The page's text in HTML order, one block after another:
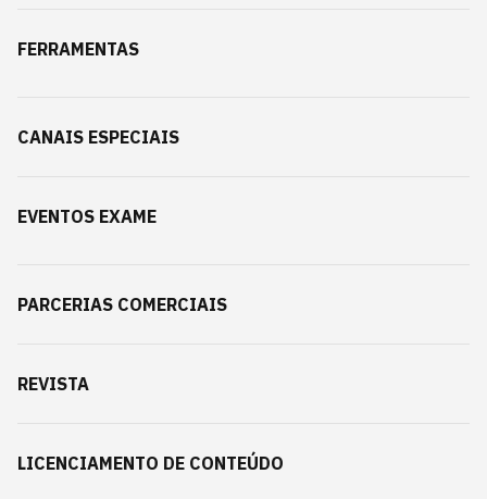
FERRAMENTAS
CANAIS ESPECIAIS
EVENTOS EXAME
PARCERIAS COMERCIAIS
REVISTA
LICENCIAMENTO DE CONTEÚDO